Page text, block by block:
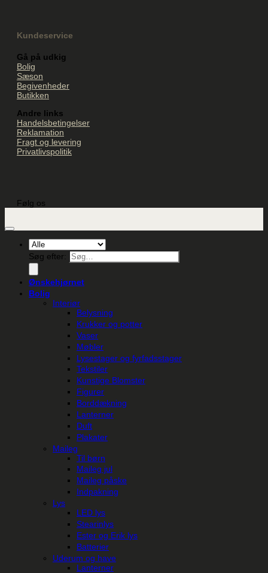
Kundeservice
Gå på udkig
Bolig
Sæson
Begivenheder
Butikken
Andre links
Handelsbetingelser
Reklamation
Fragt og levering
Privatlivspolitik
Følg os
Søg efter:
Ønskehjørnet
Bolig
Interiør
Belysning
Krukker og potter
Vaser
Møbler
Lysestager og fyrfadsstager
Tekstiler
Kunstige Blomster
Figurer
Borddækning
Lanterner
Duft
Plakater
Maileg
Til børn
Maileg jul
Maileg påske
Indpakning
Lys
LED lys
Stearinlys
Ester og Erik lys
Batterier
Uderum og have
Lanterner